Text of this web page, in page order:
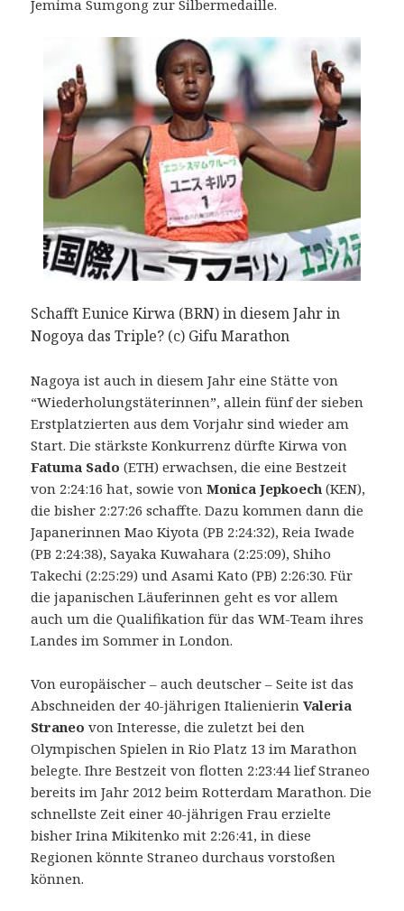
Jemima Sumgong zur Silbermedaille.
Schafft Eunice Kirwa (BRN) in diesem Jahr in
Nogoya das Triple? (c) Gifu Marathon
Nagoya ist auch in diesem Jahr eine Stätte von
“Wiederholungstäterinnen”, allein fünf der sieben
Erstplatzierten aus dem Vorjahr sind wieder am
Start. Die stärkste Konkurrenz dürfte Kirwa von
Fatuma Sado (ETH) erwachsen, die eine Bestzeit
von 2:24:16 hat, sowie vonMonica Jepkoech (KEN),
die bisher 2:27:26 schaffte. Dazu kommen dann die
Japanerinnen Mao Kiyota (PB 2:24:32), Reia Iwade
(PB 2:24:38), Sayaka Kuwahara (2:25:09), Shiho
Takechi (2:25:29) und Asami Kato (PB) 2:26:30. Für
die japanischen Läuferinnen geht es vor allem
auch um die Qualifikation für das WM-Team ihres
Landes im Sommer in London.
Von europäischer – auch deutscher – Seite ist das
Abschneiden der 40-jährigen ItalienierinValeria
Straneo von Interesse, die zuletzt bei den
Olympischen Spielen in Rio Platz 13 im Marathon
belegte. Ihre Bestzeit von flotten 2:23:44 lief Straneo
bereits im Jahr 2012 beim Rotterdam Marathon. Die
schnellste Zeit einer 40-jährigen Frau erzielte
bisher Irina Mikitenko mit 2:26:41, in diese
Regionen könnte Straneo durchaus vorstoßen
können.